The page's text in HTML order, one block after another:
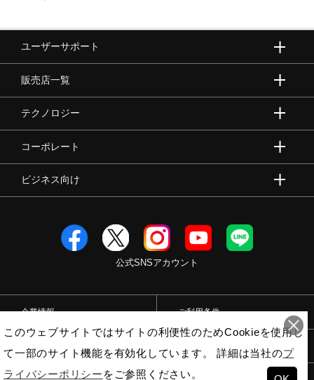
サポーター
健康／エクササイズ
ジュニア／キッズ
メディカル
コラボ／ライセンス
その他
ユーザーサポート
販売店一覧
テクノロジー
コーポレート
ビジネス向け
公式SNSアカウント
企業情報 ご利用条件
このウェブサイトではサイトの利便性のためCookieを使用し
て一部のサイト機能を有効化しています。 詳細は当社のプ
ライバシーポリシー をご参照ください。